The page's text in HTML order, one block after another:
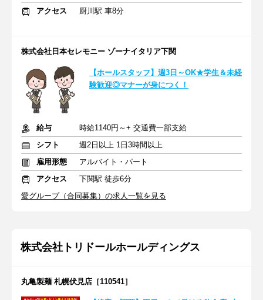
アクセス
厨川駅 車8分
株式会社日本セレモニー ゾーナイタリア下関
【ホールスタッフ】週3日～OK★学生＆未経
験歓迎◎マナーが身につく！
給与
時給1140円～+ 交通費一部支給
シフト
週2日以上 1日3時間以上
雇用形態
アルバイト・パート
アクセス
下関駅 徒歩6分
愛グループ（合同募集）の求人一覧を見る
株式会社トリドールホールディングス
丸亀製麺 札幌伏見店［110541］